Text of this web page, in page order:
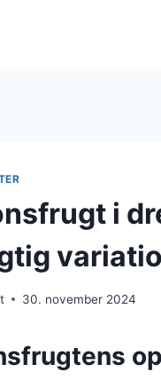
i
30. november 2024